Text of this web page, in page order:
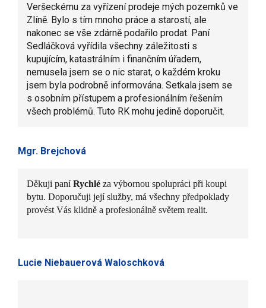
Veršeckému za vyřízení prodeje mých pozemků ve
Zlíně. Bylo s tím mnoho práce a starostí, ale
nakonec se vše zdárně podařilo prodat. Paní
Sedláčková vyřídila všechny záležitosti s
kupujícím, katastrálním i finančním úřadem,
nemusela jsem se o nic starat, o každém kroku
jsem byla podrobně informována. Setkala jsem se
s osobním přístupem a profesionálním řešením
všech problémů. Tuto RK mohu jedině doporučit.
Mgr. Brejchová
Děkuji paníRychlé za výbornou spolupráci při koupi
bytu. Doporučuji její služby, má všechny předpoklady
provést Vás klidně a profesionálně světem realit.
Lucie Niebauerová Waloschková